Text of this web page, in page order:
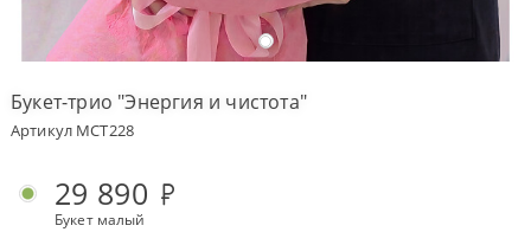
Оплата
заказа
Условия
Бонусная
программа
Корпоративным
клиентам
Букет-трио "Энергия и чистота"
Артикул MCT228
29 890
Букет малый